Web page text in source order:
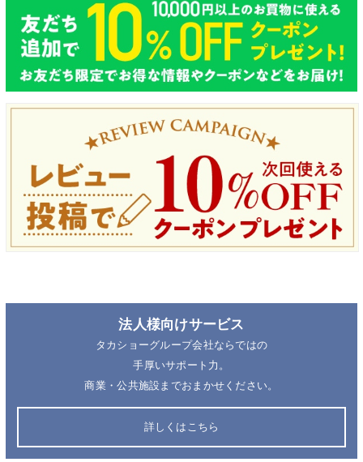
法人様向けサービス
タカショーグループ会社ならではの
手厚いサポート力。
商業・公共施設までおまかせください。
詳しくはこちら